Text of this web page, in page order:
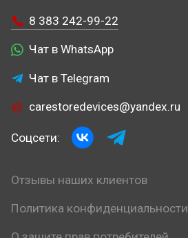
8 383 242-99-22
Чат в WhatsApp
Чат в Telegram
carestoredevices@yandex.ru
Соцсети:
Отзывы наших клиентов
Политика конфиденциальности